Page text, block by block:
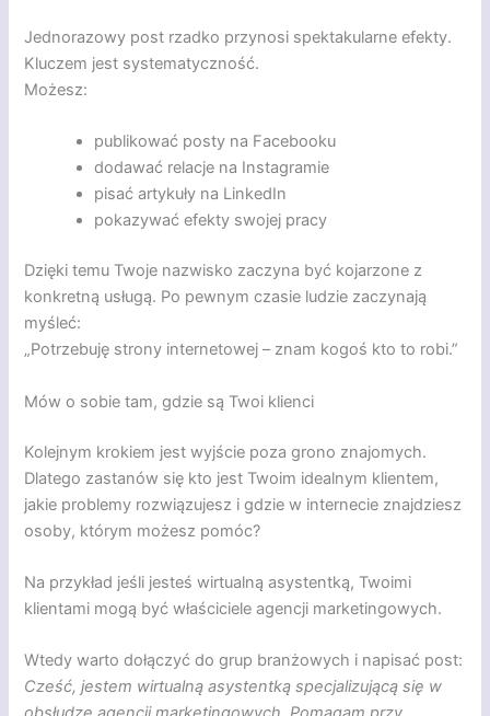
Jednorazowy post rzadko przynosi spektakularne efekty.
Kluczem jest systematyczność.
Możesz:
publikować posty na Facebooku
dodawać relacje na Instagramie
pisać artykuły na LinkedIn
pokazywać efekty swojej pracy
Dzięki temu Twoje nazwisko zaczyna być kojarzone z
konkretną usługą. Po pewnym czasie ludzie zaczynają
myśleć:
„Potrzebuję strony internetowej – znam kogoś kto to robi.”
Mów o sobie tam, gdzie są Twoi klienci
Kolejnym krokiem jest wyjście poza grono znajomych.
Dlatego zastanów się kto jest Twoim idealnym klientem,
jakie problemy rozwiązujesz i gdzie w internecie znajdziesz
osoby, którym możesz pomóc?
Na przykład jeśli jesteś wirtualną asystentką, Twoimi
klientami mogą być właściciele agencji marketingowych.
Wtedy warto dołączyć do grup branżowych i napisać post:
Cześć, jestem wirtualną asystentką specjalizującą się w